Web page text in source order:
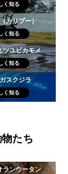
く知る
WWF
カリブー）
く知る
Sweden
ツユビカモメ
く知る
スクジラ
く知る
たち
ランウータン